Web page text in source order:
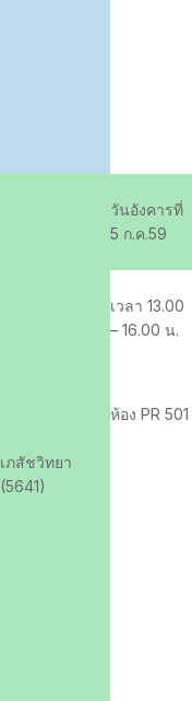
เภสัชวิทยา
(5641)
วันอังคารที่
5 ก.ค.59
เวลา 13.00
– 16.00 น.
ห้อง PR 501